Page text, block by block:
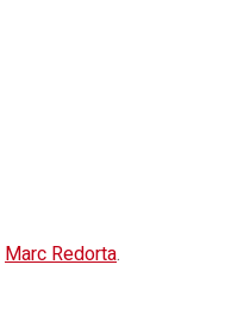
Marc Redorta.